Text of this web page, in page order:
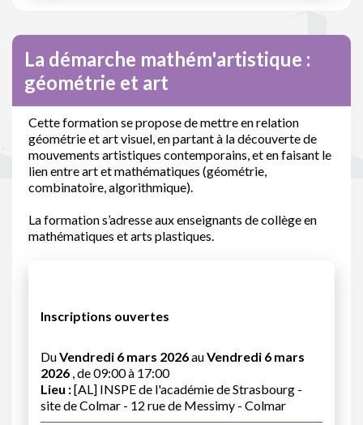
La démarche mathém'artistique :
géométrie et art
Cette formation se propose de mettre en relation
géométrie et art visuel, en partant à la découverte de
mouvements artistiques contemporains, et en faisant le
lien entre art et mathématiques (géométrie,
combinatoire, algorithmique).
La formation s’adresse aux enseignants de collège en
mathématiques et arts plastiques.
Inscriptions ouvertes
DuVendredi 6 mars 2026auVendredi 6 mars
2026 , de 09:00 à 17:00
Lieu :[AL] INSPE de l'académie de Strasbourg -
site de Colmar - 12 rue de Messimy - Colmar